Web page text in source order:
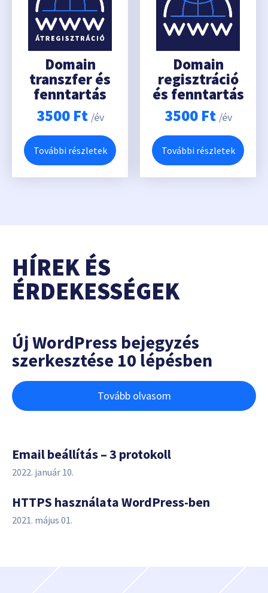
Domain
transzfer és
fenntartás
3500 Ft /év
További részletek
Domain
regisztráció
és fenntartás
3500 Ft /év
További részletek
HÍREK ÉS
ÉRDEKESSÉGEK
Új WordPress bejegyzés
szerkesztése 10 lépésben
Tovább olvasom
Email beállítás – 3 protokoll
2022. január 10.
HTTPS használata WordPress-ben
2021. május 01.